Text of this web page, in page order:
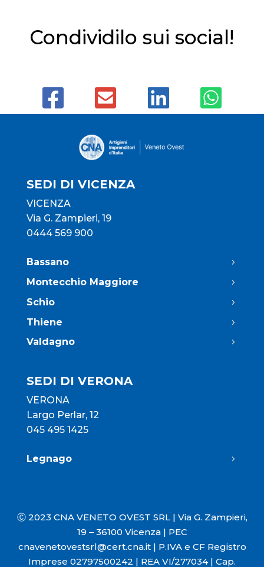
Condividilo sui social!
SEDI DI VICENZA
VICENZA
Via G. Zampieri, 19
0444 569 900
Bassano
Montecchio Maggiore
Schio
Thiene
Valdagno
SEDI DI VERONA
VERONA
Largo Perlar, 12
045 495 1425
Legnago
Ⓒ 2023 CNA VENETO OVEST SRL | Via G. Zampieri,
19 – 36100 Vicenza | PEC
cnavenetovestsrl@cert.cna.it| P.IVA e CF Registro
Imprese 02797500242 | REA VI/277034 | Cap.